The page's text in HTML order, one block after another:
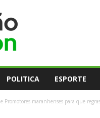
POLITICA ESPORTE
Promotores maranhenses para que